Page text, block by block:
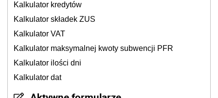
Kalkulator kredytów
Kalkulator składek ZUS
Kalkulator VAT
Kalkulator maksymalnej kwoty subwencji PFR
Kalkulator ilości dni
Kalkulator dat